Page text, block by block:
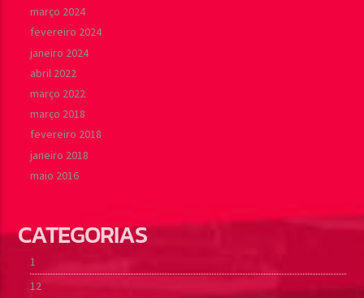
março 2024
fevereiro 2024
janeiro 2024
abril 2022
março 2022
março 2018
fevereiro 2018
janeiro 2018
maio 2016
CATEGORIAS
1
12